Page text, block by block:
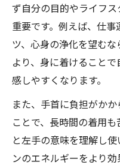
ず自分の目的やライフ
重要です。例えば、仕
ツ、心身の浄化を望む
より、身に着けること
感しやすくなります。
また、手首に負担がか
ことで、長時間の着用
と左手の意味を理解し
ンのエネルギーをより効